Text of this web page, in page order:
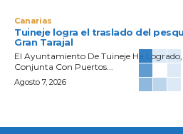
Canarias
Tuineje logra el traslado del
Gran Tarajal
El Ayuntamiento De Tuineje Ha
Conjunta Con Puertos...
Agosto 7, 2026